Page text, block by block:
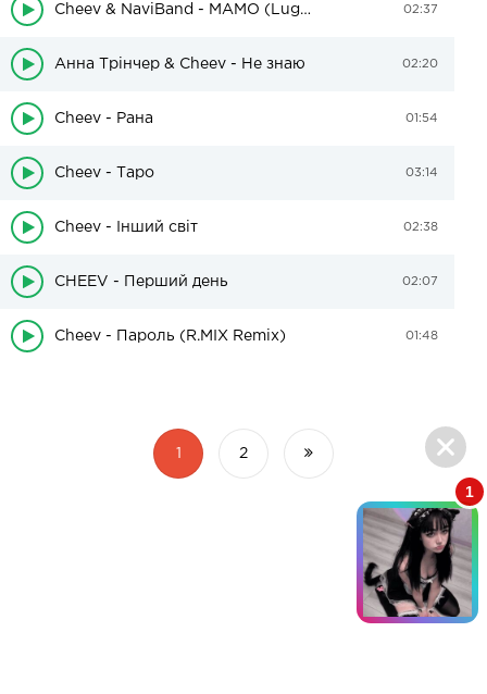
Cheev & NaviBand - МАМО (Luga Style Beatz Remix) 02:37
Анна Трінчер & Cheev - Не знаю 02:20
Cheev - Рана 01:54
Cheev - Таро 03:14
Cheev - Інший світ 02:38
CHEEV - Перший день 02:07
Cheev - Пароль (R.MIX Remix) 01:48
1 2
1